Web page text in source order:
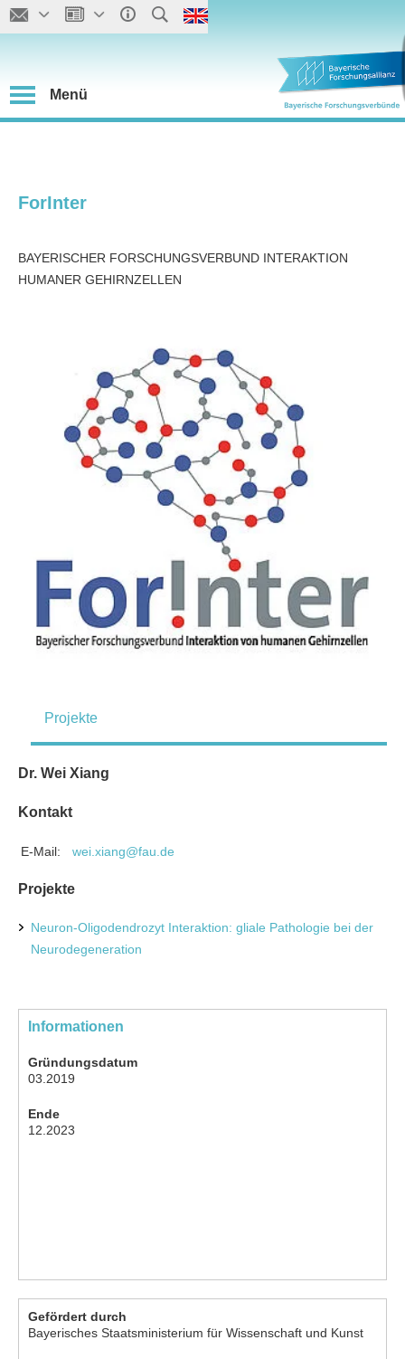
Menü
ForInter
BAYERISCHER FORSCHUNGSVERBUND INTERAKTION
HUMANER GEHIRNZELLEN
Projekte
Dr. Wei Xiang
Kontakt
E-Mail: wei.xiang@fau.de
Projekte
Neuron-Oligodendrozyt Interaktion: gliale Pathologie bei der
Neurodegeneration
Informationen
Gründungsdatum
03.2019
Ende
12.2023
Gefördert durch
Bayerisches Staatsministerium für Wissenschaft und Kunst